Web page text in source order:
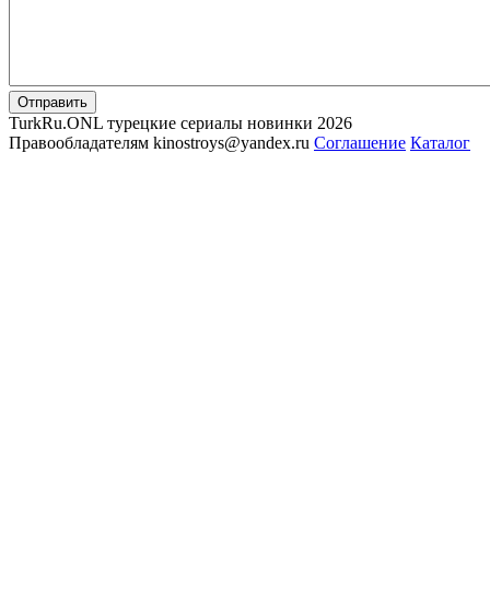
Отправить
TurkRu.ONL турецкие сериалы новинки 2026
Правообладателям kinostroys@yandex.ru Соглашение Каталог